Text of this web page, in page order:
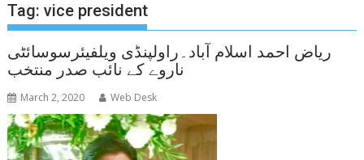
Tag:vice president
ریاض احمد اسلام آباد۔راولپنڈی ویلفیئرسوسائٹی
ناروے کے نائب صدر منتخب
March 2, 2020 Web Desk